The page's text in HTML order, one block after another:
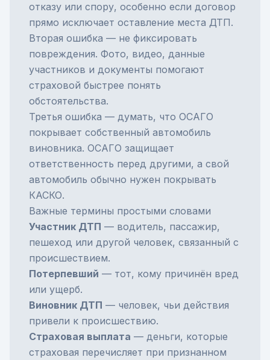
отказу или спору, особенно если договор
прямо исключает оставление места ДТП.
Вторая ошибка — не фиксировать
повреждения. Фото, видео, данные
участников и документы помогают
страховой быстрее понять
обстоятельства.
Третья ошибка — думать, что ОСАГО
покрывает собственный автомобиль
виновника. ОСАГО защищает
ответственность перед другими, а свой
автомобиль обычно нужен покрывать
КАСКО.
Важные термины простыми словами
Участник ДТП — водитель, пассажир,
пешеход или другой человек, связанный с
происшествием.
Потерпевший — тот, кому причинён вред
или ущерб.
Виновник ДТП — человек, чьи действия
привели к происшествию.
Страховая выплата — деньги, которые
страховая перечисляет при признанном